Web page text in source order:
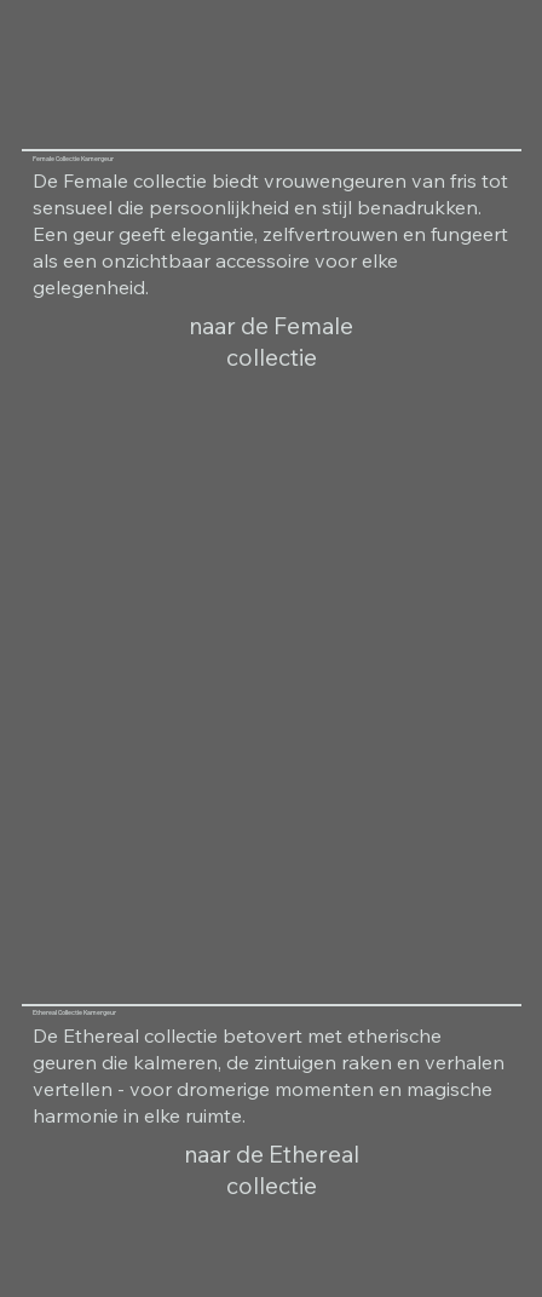
Female Collectie Kamergeur
De Female collectie biedt vrouwengeuren van fris tot
sensueel die persoonlijkheid en stijl benadrukken.
Een geur geeft elegantie, zelfvertrouwen en fungeert
als een onzichtbaar accessoire voor elke
gelegenheid.
naar de Female
collectie
Ethereal Collectie Kamergeur
De Ethereal collectie betovert met etherische
geuren die kalmeren, de zintuigen raken en verhalen
vertellen - voor dromerige momenten en magische
harmonie in elke ruimte.
naar de Ethereal
collectie